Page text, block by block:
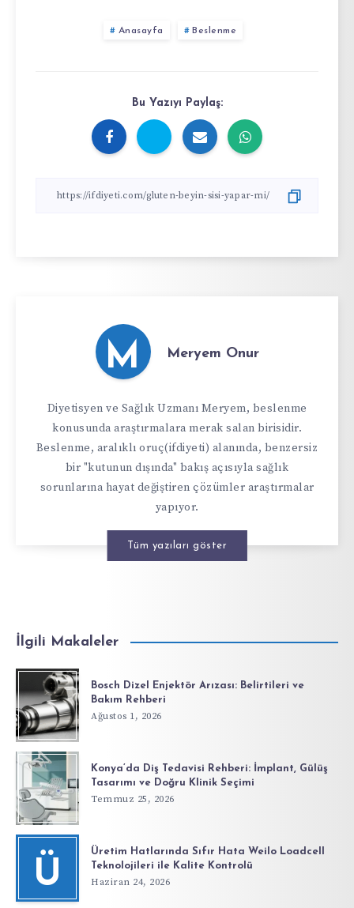
Anasayfa Beslenme
Bu Yazıyı Paylaş:
M Meryem Onur
Diyetisyen ve Sağlık Uzmanı Meryem, beslenme
konusunda araştırmalara merak salan birisidir.
Beslenme, aralıklı oruç(ifdiyeti) alanında, benzersiz
bir "kutunun dışında" bakış açısıyla sağlık
sorunlarına hayat değiştiren çözümler araştırmalar
yapıyor.
Tüm yazıları göster
İlgili Makaleler
Bosch Dizel Enjektör Arızası: Belirtileri ve
Bakım Rehberi
Ağustos 1, 2026
Konya’da Diş Tedavisi Rehberi: İmplant, Gülüş
Tasarımı ve Doğru Klinik Seçimi
Temmuz 25, 2026
Ü
Üretim Hatlarında Sıfır Hata Weilo Loadcell
Teknolojileri ile Kalite Kontrolü
Haziran 24, 2026